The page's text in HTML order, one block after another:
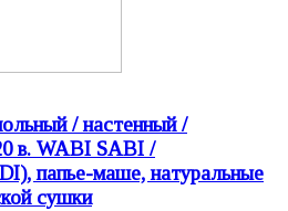
/ настенный /
в. WABI SABI /
папье-маше, натуральные
сушки